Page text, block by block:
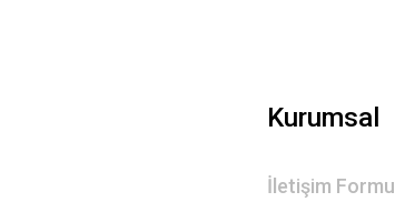
Kurumsal
İletişim Formu